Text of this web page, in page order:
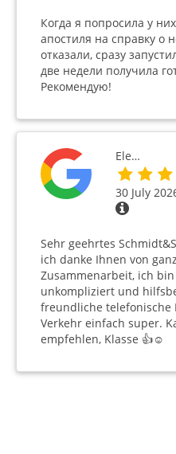
Когда я попросила у
апостиля на справку о
отказали, сразу
две недели получила
Рекомендую!
Ele…
30 July
Sehr geehrtes
ich danke Ihnen von
Zusammenarbeit, ich
unkompliziert und
freundliche telefonische
Verkehr einfach super.
empfehlen, Klasse 👍☺️